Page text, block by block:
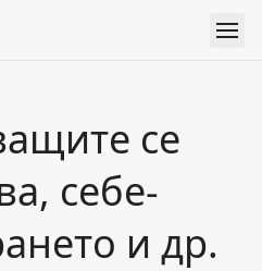
се
себе-
и др.